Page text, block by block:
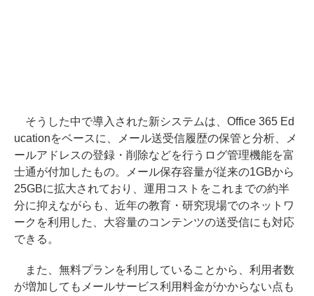
そうした中で導入された新システムは、Office 365 Ed
ucationをベースに、メール送受信履歴の保管と分析、メ
ールアドレスの登録・削除などを行うログ管理機能を富
士通が付加したもの。メール保存容量が従来の1GBから
25GBに拡大されており、運用コストをこれまでの約半
分に抑えながらも、近年の教育・研究現場でのネットワ
ークを利用した、大容量のコンテンツの送受信にも対応
できる。
また、無料プランを利用していることから、利用者数
が増加してもメールサービス利用料金がかからない点も